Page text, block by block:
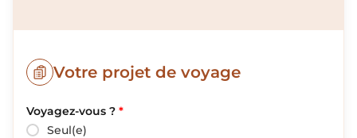
Votre projet de voyage
Voyagez-vous ? *
Seul(e)